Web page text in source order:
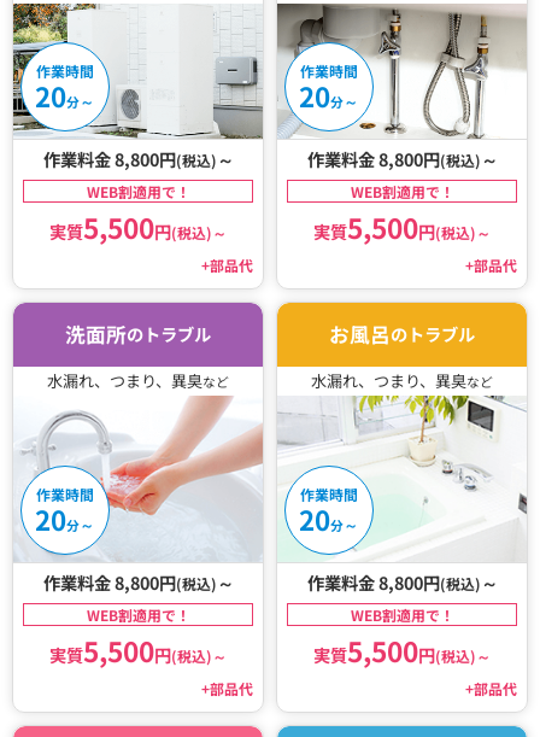
作業時間
20分～
作業料金 8,800円(税込) ～
WEB割適用で！
実質5,500円(税込)～
+部品代
作業時間
20分～
作業料金 8,800円(税込) ～
WEB割適用で！
実質5,500円(税込)～
+部品代
洗面所のトラブル
水漏れ、つまり、異臭など
作業時間
20分～
作業料金 8,800円(税込) ～
WEB割適用で！
実質5,500円(税込)～
+部品代
お風呂のトラブル
水漏れ、つまり、異臭など
作業時間
20分～
作業料金 8,800円(税込) ～
WEB割適用で！
実質5,500円(税込)～
+部品代